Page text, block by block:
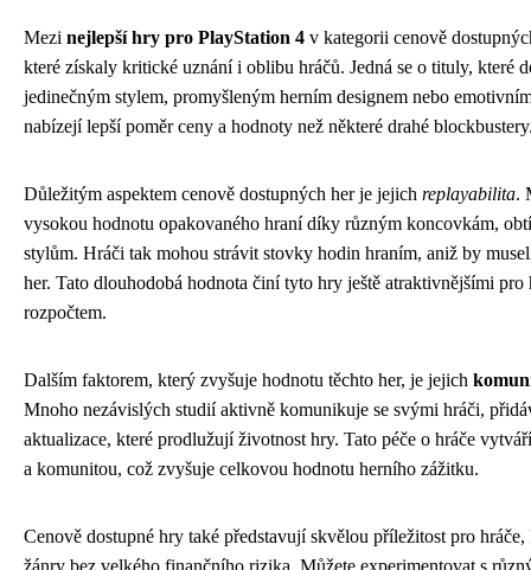
Mezi nejlepší hry pro PlayStation 4 v kategorii cenově
které získaly kritické uznání i oblibu hráčů. Jedná se o tituly, které
jedinečným stylem, promyšleným herním designem nebo
nabízejí lepší poměr ceny a hodnoty než některé drahé
Důležitým aspektem cenově dostupných her je jejich replayabilita.
vysokou hodnotu opakovaného hraní díky různým koncovkám,
stylům. Hráči tak mohou strávit stovky hodin hraním, aniž by
her. Tato dlouhodobá hodnota činí tyto hry ještě atraktivnějšími pro
rozpočtem.
Dalším faktorem, který zvyšuje hodnotu těchto her, je jejich
Mnoho nezávislých studií aktivně komunikuje se svými hráči,
aktualizace, které prodlužují životnost hry. Tato péče o hráče
a komunitou, což zvyšuje celkovou hodnotu herního zážitku.
Cenově dostupné hry také představují skvělou příležitost pro
žánry bez velkého finančního rizika. Můžete experimentovat s